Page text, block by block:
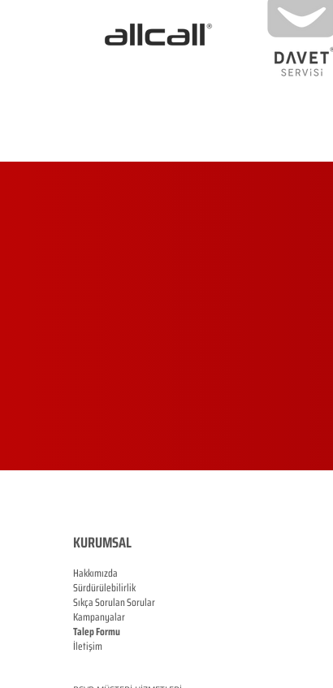
KURUMSAL
Hakkımızda
Sürdürülebilirlik
Sıkça Sorulan Sorular
Kampanyalar
Talep Formu
İletişim